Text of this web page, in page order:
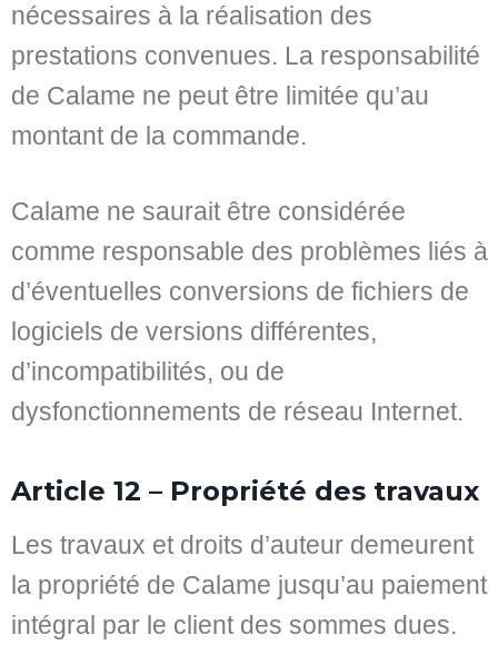
nécessaires à la réalisation des
prestations convenues. La responsabilité
de Calame ne peut être limitée qu’au
montant de la commande.
Calame ne saurait être considérée
comme responsable des problèmes liés à
d’éventuelles conversions de fichiers de
logiciels de versions différentes,
d’incompatibilités, ou de
dysfonctionnements de réseau Internet.
Article 12 – Propriété des travaux
Les travaux et droits d’auteur demeurent
la propriété de Calame jusqu’au paiement
intégral par le client des sommes dues.